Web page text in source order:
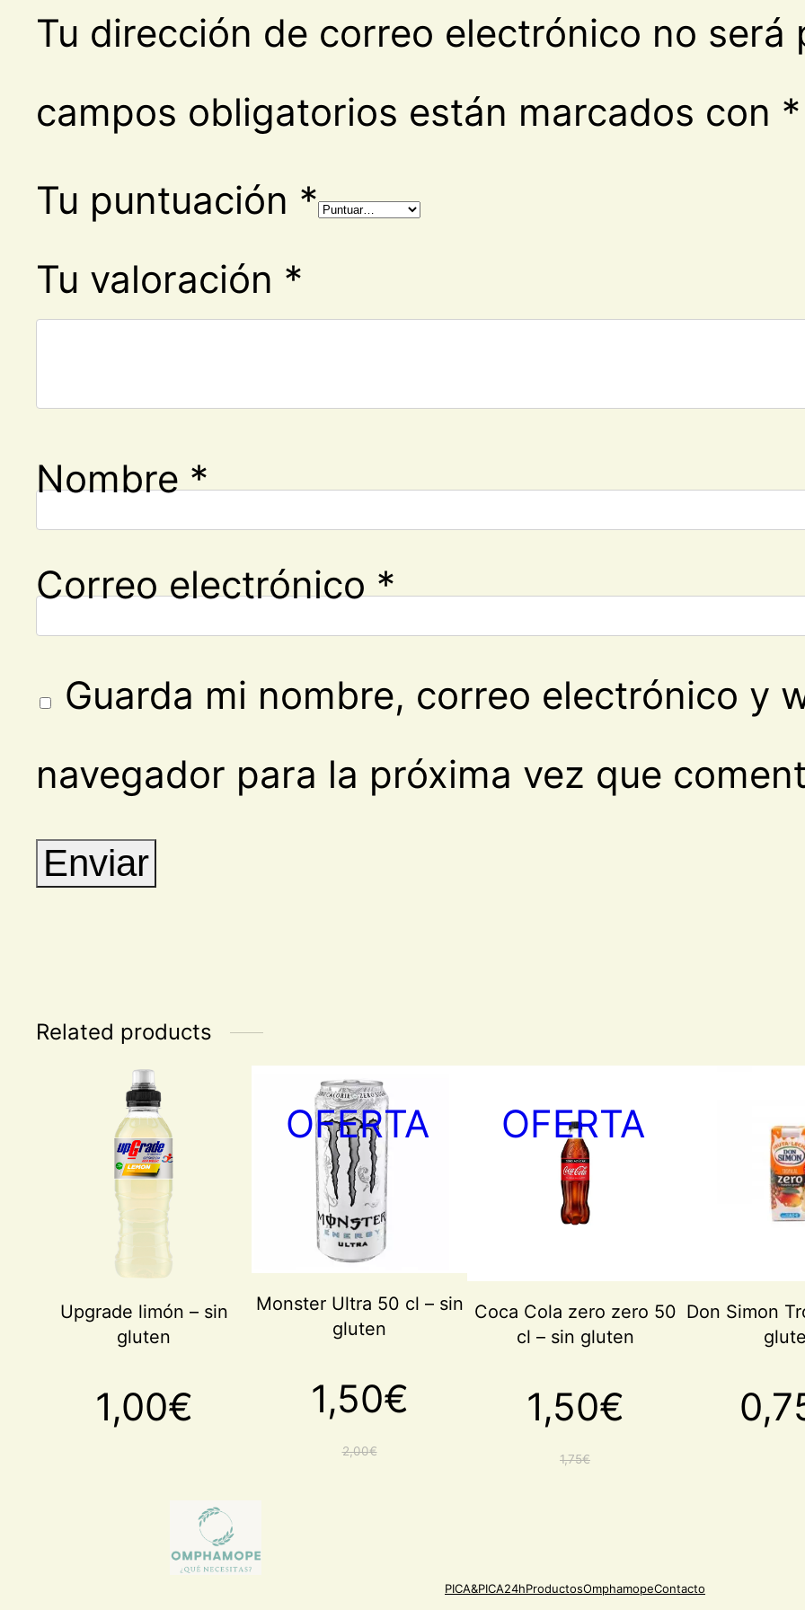
Tu dirección de correo electrónico no será
campos obligatorios están marcados con *
Tu puntuación *
Tu valoración *
Nombre*
Correo electrónico*
Guarda mi nombre, correo electrónico y
navegador para la próxima vez que
Related products
Upgrade limón – sin
gluten
1,00€
OFERTA PRODUCTO
OFERTA
Monster Ultra 50 cl – sin
gluten
2,00€
precio
1,50€
precio
OFERTA
OFERTA
Coca Cola zero zero 50
cl – sin gluten
1,75€
precio
1,50€
precio
Don Simon
PICA&PICA24hProductosOmphamopeContacto